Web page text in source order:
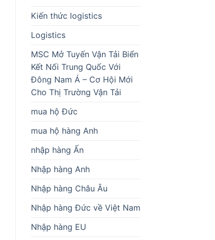
Kiến thức logistics
Logistics
MSC Mở Tuyến Vận Tải Biển
Kết Nối Trung Quốc Với
Đông Nam Á – Cơ Hội Mới
Cho Thị Trường Vận Tải
mua hộ Đức
mua hộ hàng Anh
nhập hàng Ấn
Nhập hàng Anh
Nhập hàng Châu Âu
Nhập hàng Đức về Việt Nam
Nhập hàng EU